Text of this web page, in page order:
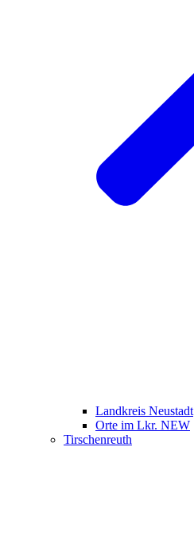
Landkreis Neustadt
Orte im Lkr. NEW
Tirschenreuth